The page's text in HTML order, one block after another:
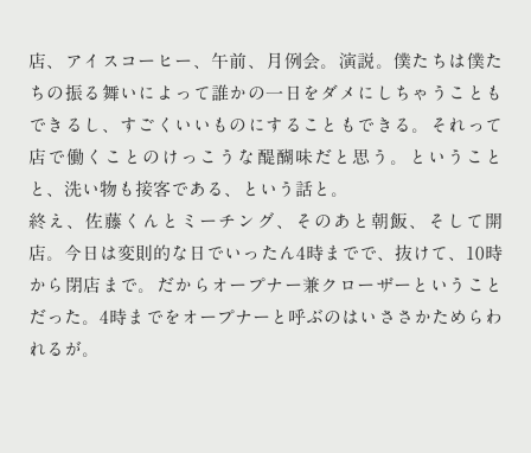
店、アイスコーヒー、午前、月例会。演説。僕たちは僕た
ちの振る舞いによって誰かの一日をダメにしちゃうことも
できるし、すごくいいものにすることもできる。それって
店で働くことのけっこうな醍醐味だと思う。ということ
と、洗い物も接客である、という話と。
終え、佐藤くんとミーチング、そのあと朝飯、そして開
店。今日は変則的な日でいったん4時までで、抜けて、10時
から閉店まで。だからオープナー兼クローザーということ
だった。4時までをオープナーと呼ぶのはいささかためらわ
れるが。